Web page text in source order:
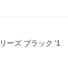
ーズ ブラック '1